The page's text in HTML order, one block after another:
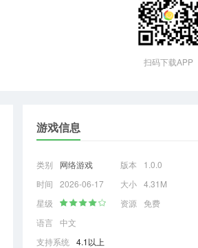
扫码下载APP
游戏信息
类别 网络游戏 版本
1.0.0
时间
2026-06-17 大小 4.31M
星级
资源
免费
语言 中文
支持系统
4.1以上